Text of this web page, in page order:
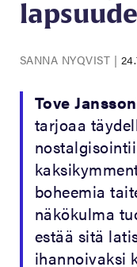
SANNA NYQVIST |
Tove
tarjoaa
boheemia
näkökulma
estää sitä
ihannoivaksi